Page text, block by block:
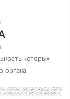
которых
органа